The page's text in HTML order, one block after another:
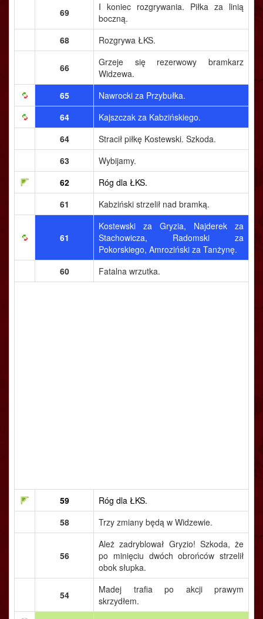
69
I koniec rozgrywania. Piłka za linią
boczną.
68
Rozgrywa ŁKS.
66
Grzeje się rezerwowy bramkarz
Widzewa.
65
Nawrocki za Przybułka.
64
Kajszczak za Kabzińskiego.
64
Stracił piłkę Kostewski. Szkoda.
63
Wybijamy.
62
Róg dla ŁKS.
61
Kabziński strzelił nad bramką.
61
Kostewski za Gryzia, Najderek za
Stachowicza, Radomski za
Pokorskiego, Amroziński za Tanżynę.
60
Fatalna wrzutka.
59
Róg dla ŁKS.
58
Trzy zmiany będą w Widzewie.
56
Ależ zadryblował Gryzio! Szkoda, że
po minięciu dwóch obrońców strzelił
obok słupka.
54
Madej trafia po akcji prawym
skrzydłem.